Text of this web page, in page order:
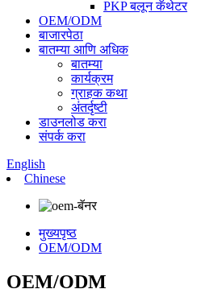
PKP बलून कॅथेटर
OEM/ODM
बाजारपेठा
बातम्या आणि अधिक
बातम्या
कार्यक्रम
ग्राहक कथा
अंतर्दृष्टी
डाउनलोड करा
संपर्क करा
English
Chinese
मुख्यपृष्ठ
OEM/ODM
OEM/ODM